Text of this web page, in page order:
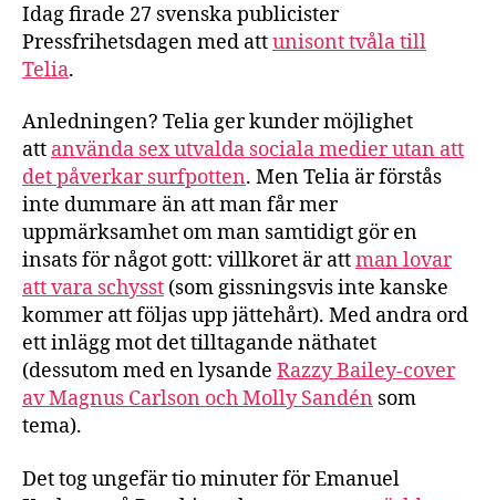
Idag firade 27 svenska publicister
Pressfrihetsdagen med attunisont tvåla till
Telia.
Anledningen? Telia ger kunder möjlighet
att använda sex utvalda sociala medier utan att
det påverkar surfpotten. Men Telia är förstås
inte dummare än att man får mer
uppmärksamhet om man samtidigt gör en
insats för något gott: villkoret är attman lovar
att vara schysst (som gissningsvis inte kanske
kommer att följas upp jättehårt). Med andra ord
ett inlägg mot det tilltagande näthatet
(dessutom med en lysande Razzy Bailey-cover
av Magnus Carlson och Molly Sandén som
tema).
Det tog ungefär tio minuter för Emanuel